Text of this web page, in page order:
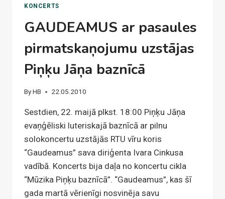
2010
KONCERTS
GAUDEAMUS ar pasaules
pirmatskaņojumu uzstājas
Piņķu Jāņa baznīcā
ByHB 22.05.2010
Sestdien, 22. maijā plkst. 18:00 Piņķu Jāņa
evaņģēliski luteriskajā baznīcā ar pilnu
solokoncertu uzstājās RTU vīru koris
“Gaudeamus” sava diriģenta Ivara Cinkusa
vadībā. Koncerts bija daļa no koncertu cikla
“Mūzika Piņķu baznīcā”. “Gaudeamus”, kas šī
gada martā vērienīgi nosvinēja savu